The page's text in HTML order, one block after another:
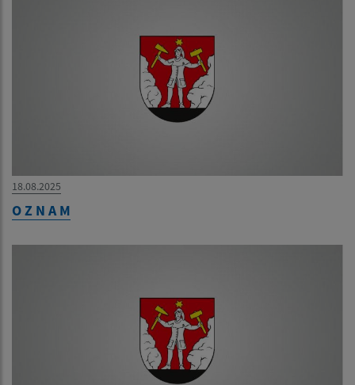
18.08.2025
O Z N A M